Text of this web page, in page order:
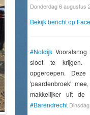
Donderdag 6 augustus
Bekijk bericht op
#Noldijk
sloot te krijgen.
opgeroepen.
'paardenbroek'
makkelijker uit de
#Barendrecht